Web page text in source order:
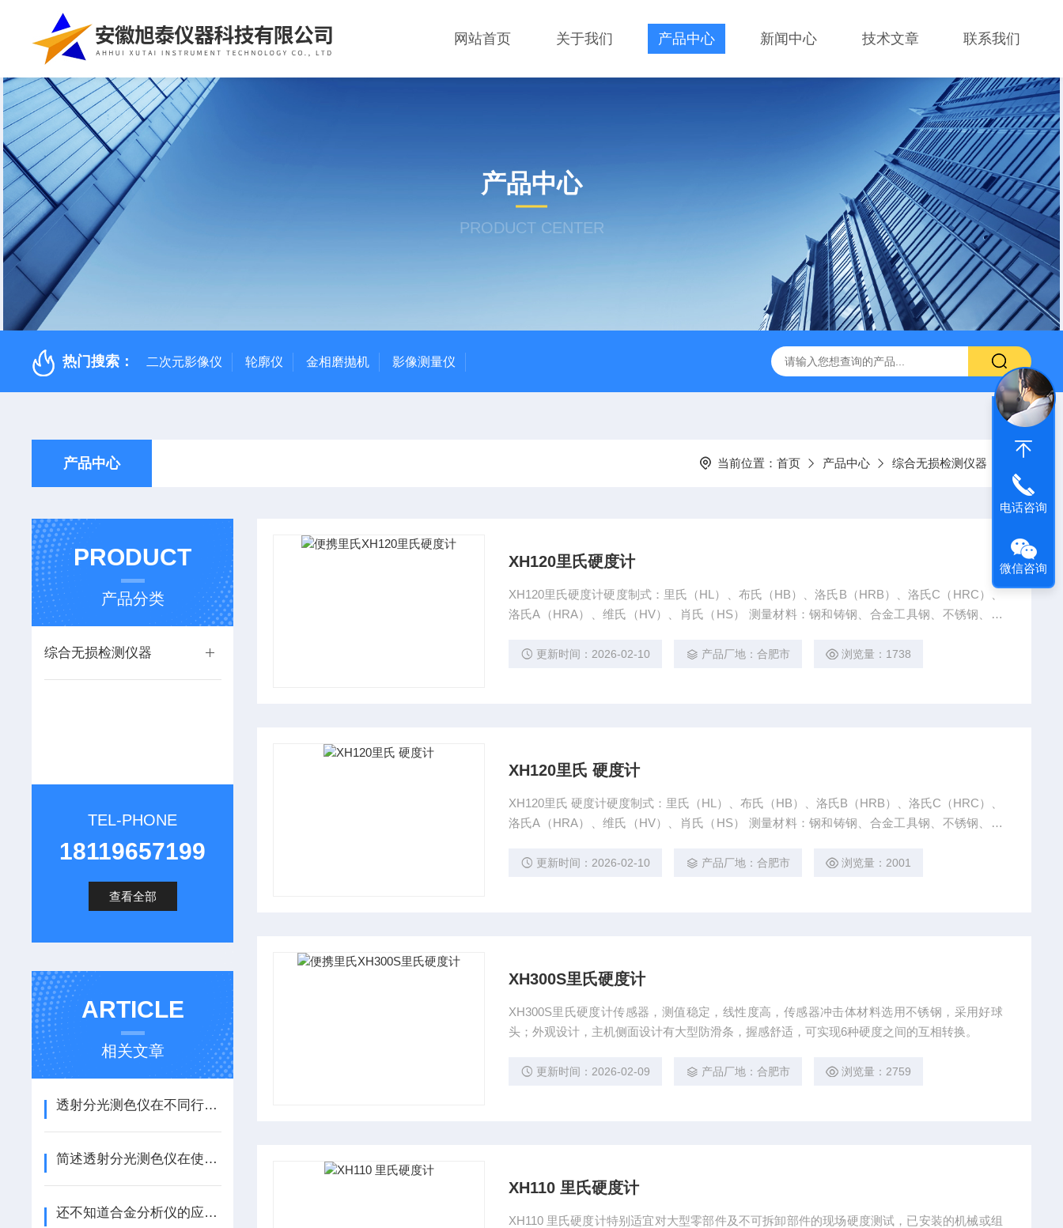
网站首页 关于我们 产品中心 新闻中心 技术文章 联系我们
产品中心
PRODUCT CENTER
热门搜索： 二次元影像仪 轮廓仪 金相磨抛机 影像测量仪
产品中心 当前位置： 首页 产品中心 综合无损检测仪器
PRODUCT
产品分类
综合无损检测仪器
TEL-PHONE
18119657199
查看全部
ARTICLE
相关文章
透射分光测色仪在不同行业中的具体应用分享
简述透射分光测色仪在使用过程中的常见问题相应解决方法
还不知道合金分析仪的应用范围？进来看
XH120里氏硬度计
XH120里氏硬度计硬度制式：里氏（HL）、布氏（HB）、洛氏B（HRB）、洛氏C（HRC）、
洛氏A（HRA）、维氏（HV）、肖氏（HS） 测量材料：钢和铸钢、合金工具钢、不锈钢、灰
更新时间：2026-02-10 产品厂地：合肥市 浏览量：1738
XH120里氏 硬度计
XH120里氏 硬度计硬度制式：里氏（HL）、布氏（HB）、洛氏B（HRB）、洛氏C（HRC）、
洛氏A（HRA）、维氏（HV）、肖氏（HS） 测量材料：钢和铸钢、合金工具钢、不锈钢、灰
更新时间：2026-02-10 产品厂地：合肥市 浏览量：2001
XH300S里氏硬度计
XH300S里氏硬度计传感器，测值稳定，线性度高，传感器冲击体材料选用不锈钢，采用好球
头；外观设计，主机侧面设计有大型防滑条，握感舒适，可实现6种硬度之间的互相转换。
更新时间：2026-02-09 产品厂地：合肥市 浏览量：2759
XH110 里氏硬度计
XH110 里氏硬度计特别适宜对大型零部件及不可拆卸部件的现场硬度测试，已安装的机械或组
电话咨询
微信咨询